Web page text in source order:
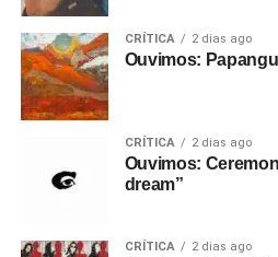
CRÍTICA 2 dias ago
Ouvimos:
CRÍTICA 2 dias ago
Ouvimos:
dream”
CRÍTICA 2 dias ago